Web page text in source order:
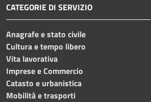
CATEGORIE DI SERVIZIO
Anagrafe e stato civile
Cultura e tempo libero
Vita lavorativa
Imprese e Commercio
Catasto e urbanistica
Mobilità e trasporti